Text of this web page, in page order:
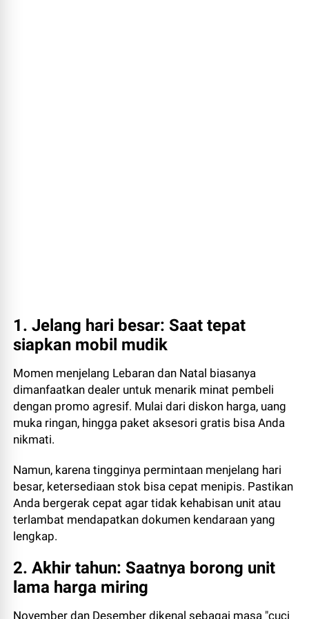
1. Jelang hari besar: Saat tepat
siapkan mobil mudik
Momen menjelang Lebaran dan Natal biasanya
dimanfaatkan dealer untuk menarik minat pembeli
dengan promo agresif. Mulai dari diskon harga, uang
muka ringan, hingga paket aksesori gratis bisa Anda
nikmati.
Namun, karena tingginya permintaan menjelang hari
besar, ketersediaan stok bisa cepat menipis. Pastikan
Anda bergerak cepat agar tidak kehabisan unit atau
terlambat mendapatkan dokumen kendaraan yang
lengkap.
2. Akhir tahun: Saatnya borong unit
lama harga miring
November dan Desember dikenal sebagai masa "cuci